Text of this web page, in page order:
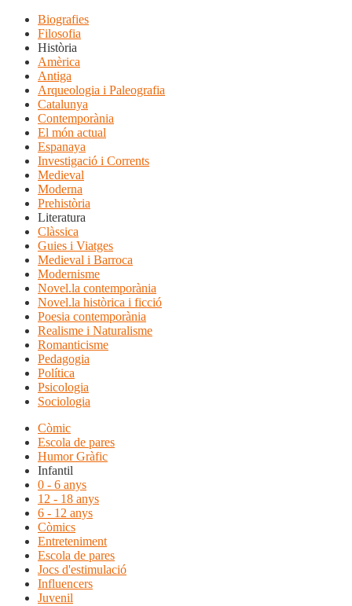
Biografies
Filosofia
Història
Amèrica
Antiga
Arqueologia i Paleografia
Catalunya
Contemporània
El món actual
Espanaya
Investigació i Corrents
Medieval
Moderna
Prehistòria
Literatura
Clàssica
Guies i Viatges
Medieval i Barroca
Modernisme
Novel.la contemporània
Novel.la històrica i ficció
Poesia contemporània
Realisme i Naturalisme
Romanticisme
Pedagogia
Política
Psicologia
Sociologia
Còmic
Escola de pares
Humor Gràfic
Infantil
0 - 6 anys
12 - 18 anys
6 - 12 anys
Còmics
Entreteniment
Escola de pares
Jocs d'estimulació
Influencers
Juvenil